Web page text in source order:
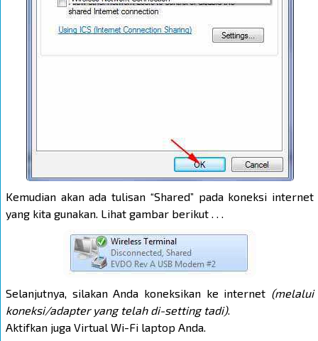
Kemudian akan ada tulisan “Shared” pada koneksi internet
yang kita gunakan. Lihat gambar berikut . . .
Selanjutnya, silakan Anda koneksikan ke internet (melalui
koneksi/adapter yang telah di-setting tadi).
Aktifkan juga Virtual Wi-Fi laptop Anda.